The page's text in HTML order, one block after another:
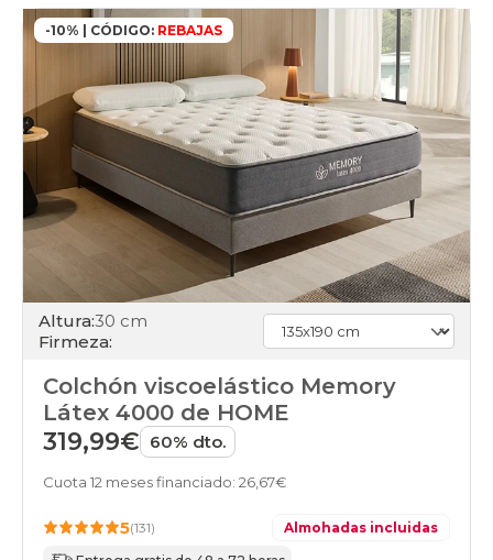
colchones
especial
colchones
160x220cm-
especial
colchones
180x180cm-
doble
colchones
180x180cm
colchones
180x190cm-
colchones
180x190cm
colchones
doble
colchones
especial
180x220cm-
especial
-10% | CÓDIGO: REBAJAS
Altura:30 cm
Firmeza:
Colchón viscoelástico Memory
Látex 4000 de HOME
319,99€ 60% dto.
Cuota 12 meses financiado: 26,67€
5(131) Almohadas incluidas